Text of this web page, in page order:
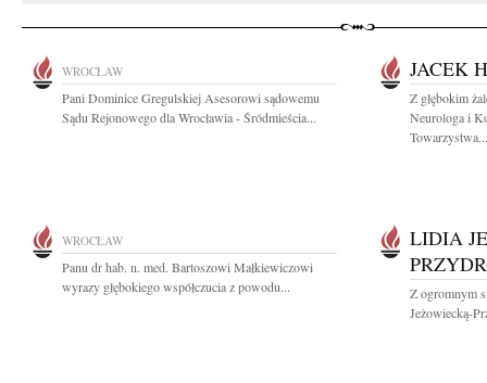
WROCŁAW
Pani Dominice Gregulskiej Asesorowi sądowemu
Sądu Rejonowego dla Wrocławia - Śródmieścia...
JACEK
Z głębokim
Neurologa i
Towarzystwa...
WROCŁAW
Panu dr hab. n. med. Bartoszowi Małkiewiczowi
wyrazy głębokiego współczucia z powodu...
LIDIA
Z ogromnym
Jeżowiecką-